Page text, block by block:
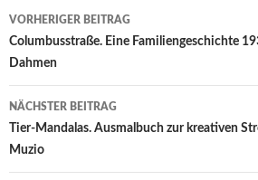
Beitragsnavigation
VORHERIGER BEITRAG
Columbusstraße. Eine Familiengeschichte
Dahmen
NÄCHSTER BEITRAG
Tier-Mandalas. Ausmalbuch zur kreativen
Muzio